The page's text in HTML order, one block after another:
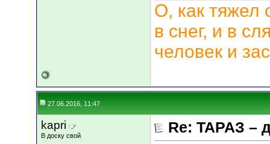
О, как тяжел
в снег, и в
человек и
27.06.2016, 11:47
kapri
В доску свой Re: ТАРАЗ –